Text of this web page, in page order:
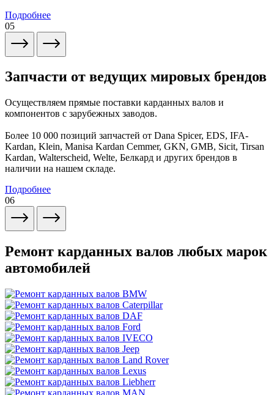
Подробнее
05
Запчасти от ведущих мировых брендов
Осуществляем прямые поставки карданных валов и
компонентов с зарубежных заводов.
Более 10 000 позиций запчастей от Dana Spicer, EDS, IFA-
Kardan, Klein, Manisa Kardan Cemmer, GKN, GMB, Sicit, Tirsan
Kardan, Walterscheid, Welte, Белкард и других брендов в
наличии на нашем складе.
Подробнее
06
Ремонт карданных валов любых марок
автомобилей